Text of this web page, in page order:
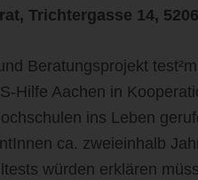
Trichtergasse 14,
Beratungsprojekt
Hilfe Aachen in
ins Leben
ca. zweieinhalb
würden erklären